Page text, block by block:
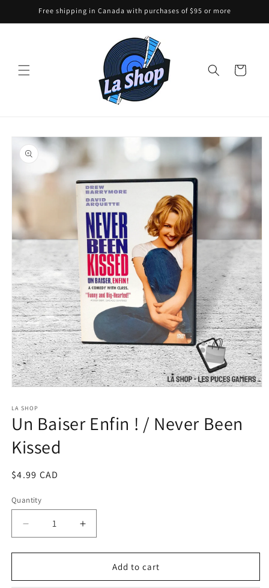
Skip toFree shipping in Canada with purchases of $95 or more
Cart
Skip to
product
information
1
in
modal
LA SHOP
Un Baiser Enfin ! / Never Been
Kissed
Regular
$4.99 CAD
Quantity
Decrease
quantity
for
Baiser
Increase
quantity
for
Baiser
Add to cart